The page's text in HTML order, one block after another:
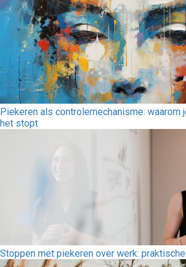
Piekeren als controlemechanisme: waarom
het stopt
Stoppen met piekeren over werk: